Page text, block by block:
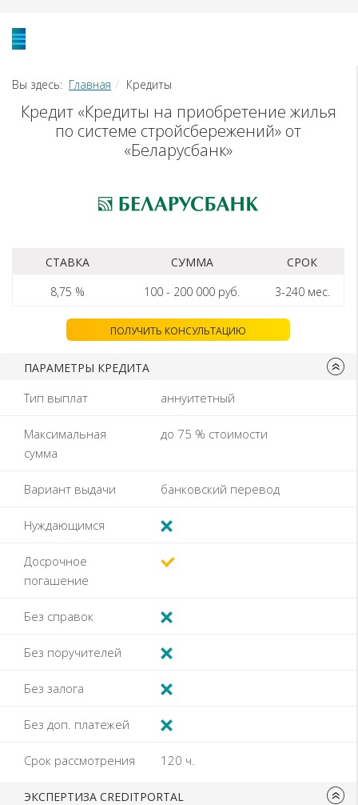
Вы здесь: Главная Кредиты
Кредит «Кредиты на приобретение жилья
по системе стройсбережений» от
«Беларусбанк»
СТАВКА
8,75 %
СУММА
100 - 200 000 руб.
СРОК
3-240 мес.
ПОЛУЧИТЬ КОНСУЛЬТАЦИЮ
ПАРАМЕТРЫ КРЕДИТА
Тип выплат аннуитетный
Максимальная
сумма
до 75 % стоимости
Вариант выдачи банковский перевод
Нуждающимся
Досрочное
погашение
Без справок
Без поручителей
Без залога
Без доп. платежей
Срок рассмотрения 120 ч.
ЭКСПЕРТИЗА CREDITPORTAL